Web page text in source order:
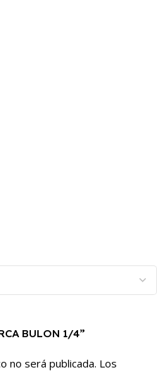
BULON 1/4”
no será publicada. Los